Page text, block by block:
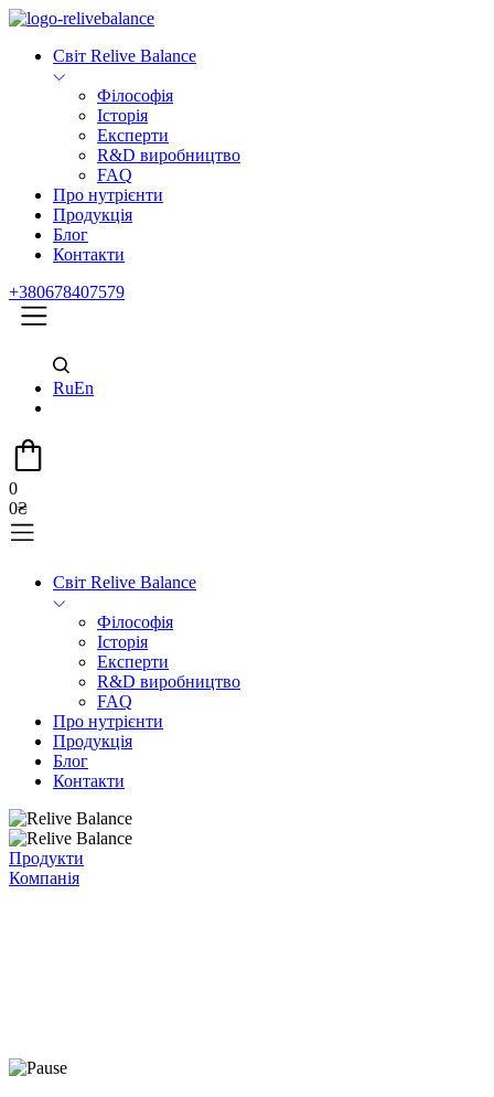
Світ Relive Balance
Філософія
Історія
Експерти
R&D виробництво
FAQ
Про нутрієнти
Продукція
Блог
Контакти
+380678407579
RuEn
0
0₴
Світ Relive Balance
Філософія
Історія
Експерти
R&D виробництво
FAQ
Про нутрієнти
Продукція
Блог
Контакти
Продукти
Компанія